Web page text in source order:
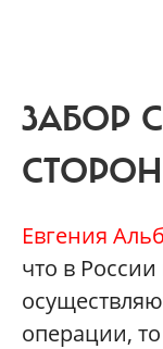
ЗАБОР
Евгения
что в
операции,